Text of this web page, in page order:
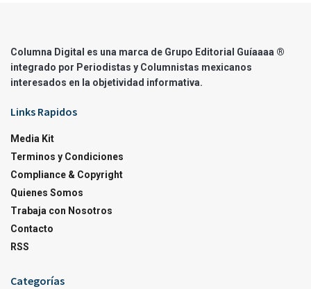
Columna Digital es una marca de Grupo Editorial Guíaaaa ®
integrado por Periodistas y Columnistas mexicanos
interesados en la objetividad informativa.
Links Rapidos
Media Kit
Terminos y Condiciones
Compliance & Copyright
Quienes Somos
Trabaja con Nosotros
Contacto
RSS
Categorías